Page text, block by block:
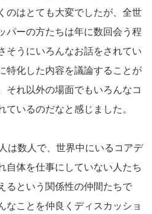
のはとても大変でしたが、全世
パーの方たちは年に数回会う程
そうにいろんなお話をされてい
特化した内容を議論することが
それ以外の場面でもいろんなコ
いるのだなと感じました。
は数人で、世界中にいるコアデ
自体を仕事にしていない人たち
るという関係性の仲間たちで
なことを仲良くディスカッショ